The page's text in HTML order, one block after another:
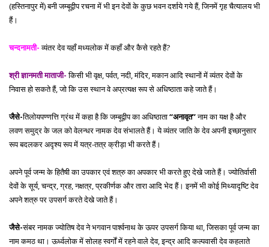
(हस्तिनापुर में) बनी जम्बूद्वीप रचना में भी इन देवों के कुछ भवन दर्शाये गये हैं, जिनमें गृह चैत्यालय भी
हैं।
चन्दनामती-व्यंतर देव यहाँ मध्यलोक में कहाँ और कैसे रहते हैं?
श्री ज्ञानमती माताजी-किसी भी वृक्ष, पर्वत, नदी, मंदिर, मकान आदि स्थानों में व्यंतर देवों के
निवास हो सकते हैं, जो कि उस स्थान वे अप्रत्यक्ष रूप से अधिष्ठाता कहे जाते हैं।
जैसे-तिलोयपण्णत्ति ग्रंथ में कहा है कि जम्बूद्वीप का अधिष्ठाता‘‘अनावृत’’नाम का यक्ष है और
लवण समुद्र के जल को वेलन्धर नामक देव संभालते हैं। ये व्यंतर जाति के देव अपनी इच्छानुसार
रूप बदलकर अदृश्य रूप में यत्र-तत्र क्रीड़ा भी करते हैं।
अपने पूर्व जन्म के हितैषी का उपकार एवं शत्रु का अपकार भी करते हुए देखे जाते हैं। ज्योतिर्वासी
देवों के सूर्य, चन्द्र, ग्रह, नक्षत्र, प्रकीर्णक और तारा आदि भेद हैं। इनमें भी कोई मिथ्यादृष्टि देव
अपने शत्रु पर उपसर्ग करते देखे जाते हैं।
जैसे-संबर नामक ज्योतिष देव ने भगवान पार्श्वनाथ के ऊपर उपसर्ग किया था, जिसका पूर्व जन्म का
नाम कमठ था। ऊर्ध्वलोक में सोलह स्वर्गों में रहने वाले देव, इन्द्र आदि कल्पवासी देव कहलाते